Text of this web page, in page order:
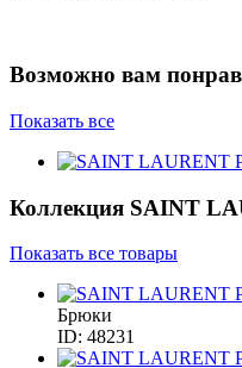
Возможно вам
Показать все
Коллекция SAINT
Показать все товары
Брюки
ID: 48231